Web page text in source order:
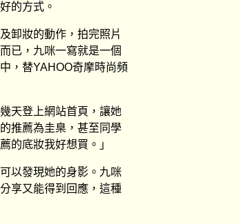
的方式。
卸妝的動作，拍完照片
已，九咪一寫就是一個
，替YAHOO奇摩時尚頻
天登上網站首頁，讓她
推薦為圭臬，甚至同學
的底妝我好想買。」
以發現她的身影。九咪
享又能得到回應，這種